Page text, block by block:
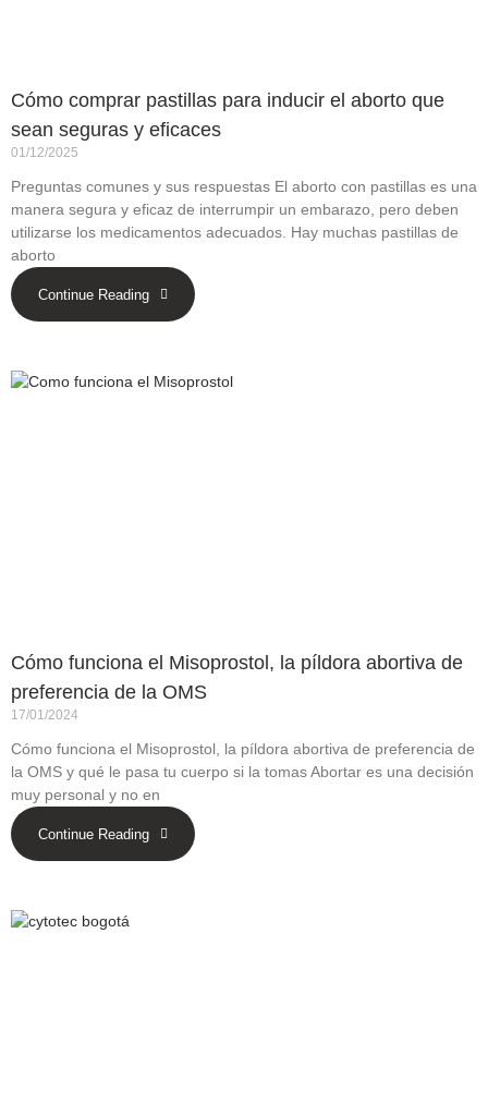
Cómo comprar pastillas para inducir el aborto que
sean seguras y eficaces
01/12/2025
Preguntas comunes y sus respuestas El aborto con pastillas es una
manera segura y eficaz de interrumpir un embarazo, pero deben
utilizarse los medicamentos adecuados. Hay muchas pastillas de
aborto
Continue Reading
Cómo funciona el Misoprostol, la píldora abortiva de
preferencia de la OMS
17/01/2024
Cómo funciona el Misoprostol, la píldora abortiva de preferencia de
la OMS y qué le pasa tu cuerpo si la tomas Abortar es una decisión
muy personal y no en
Continue Reading